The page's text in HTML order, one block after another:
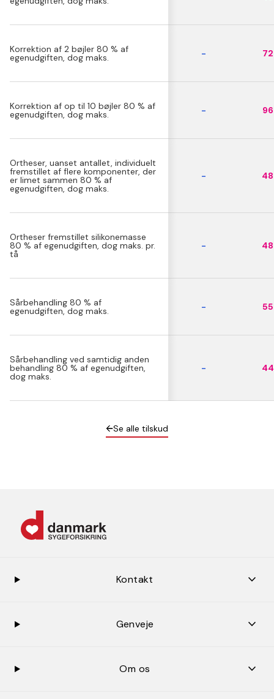
Korrektion af 2 bøjler 80 % af
egenudgiften, dog maks. -
Korrektion af op til 10 bøjler 80 % af
egenudgiften, dog maks. -
Ortheser, uanset antallet, individuelt
fremstillet af flere komponenter, der
er limet sammen 80 % af
egenudgiften, dog maks.
-
Ortheser fremstillet silikonemasse
80 % af egenudgiften, dog maks. pr.
tå
-
Sårbehandling 80 % af
egenudgiften, dog maks. -
Sårbehandling ved samtidig anden
behandling 80 % af egenudgiften,
dog maks.
-
Se alle tilskud
Kontakt
Genveje
Om os